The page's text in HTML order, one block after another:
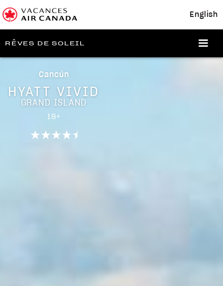
English
RÊVES DE SOLEIL
Cancún
HYATT VIVID
GRAND ISLAND
18+